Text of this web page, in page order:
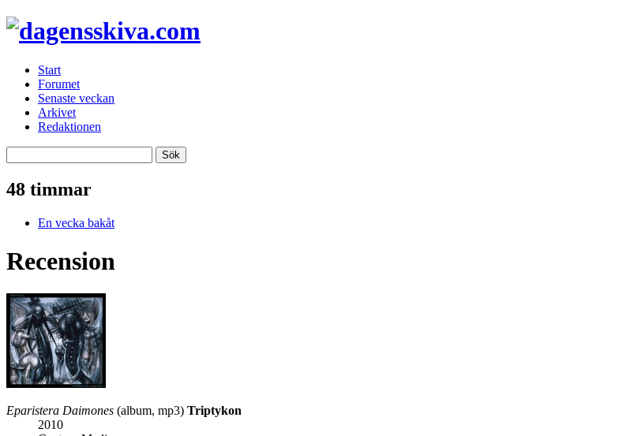
Start
Forumet
Senaste veckan
Arkivet
Redaktionen
48 timmar
En vecka bakåt
Recension
Eparistera Daimones (album, mp3) Triptykon
2010